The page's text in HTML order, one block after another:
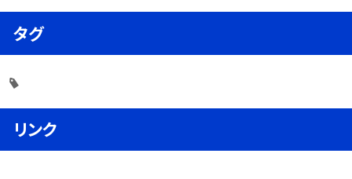
タグ
リンク